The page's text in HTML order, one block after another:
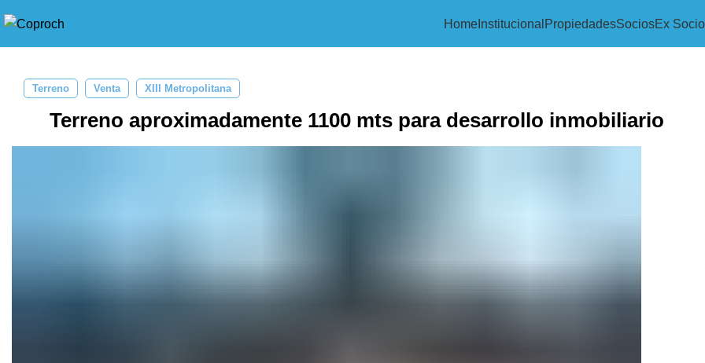
Home Institucional PropiedadesSociosEx
Terreno Venta XIII Metropolitana
Terreno aproximadamente 1100 mts para desarrollo inmobiliario